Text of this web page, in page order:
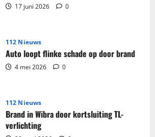
17 juni 2026 0
112 Nieuws
Auto loopt flinke schade op door brand
4 mei 2026 0
112 Nieuws
Brand in Wibra door kortsluiting TL-
verlichting